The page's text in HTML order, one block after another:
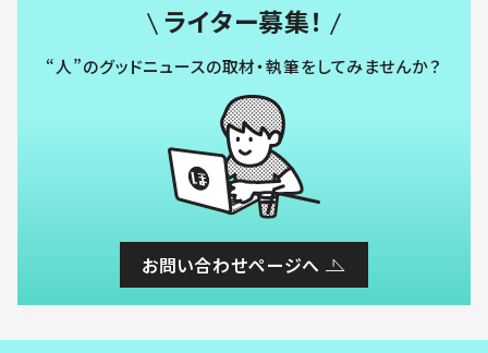
ライター募集！
“人”のグッドニュースの取材・執筆をしてみませんか？
お問い合わせページへ